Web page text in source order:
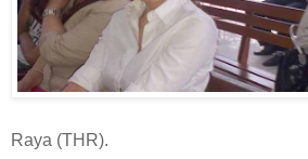
Raya (THR).